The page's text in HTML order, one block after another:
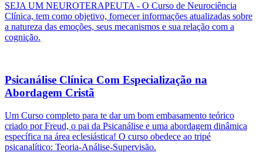
SEJA UM NEUROTERAPEUTA - O Curso de Neurociência
Clínica, tem como objetivo, fornecer informações atualizadas sobre
a natureza das emoções, seus mecanismos e sua relação com a
cognição.
Psicanálise Clínica Com Especialização na
Abordagem Cristã
Um Curso completo para te dar um bom embasamento teórico
criado por Freud, o pai da Psicanálise e uma abordagem dinâmica
específica na área eclesiástica! O curso obedece ao tripé
psicanalítico: Teoria-Análise-Supervisão.